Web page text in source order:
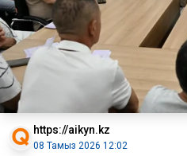
https://aikyn.kz
08 Тамыз 2026 12:02